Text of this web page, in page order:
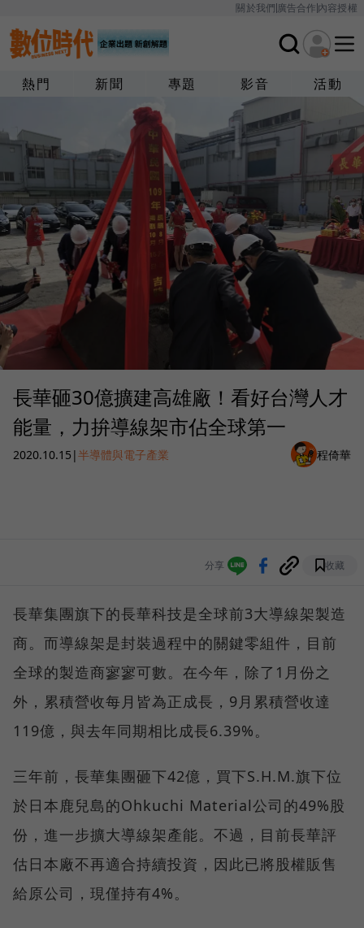
關於我們廣告合作內容授權
熱門 新聞 專題 影音 活動
長華砸30億擴建高雄廠！看好台灣人才
能量，力拚導線架市佔全球第一
2020.10.15 |半導體與電子產業 程倚華
分享 收藏
長華集團旗下的長華科技是全球前3大導線架製造
商。而導線架是封裝過程中的關鍵零組件，目前
全球的製造商寥寥可數。在今年，除了1月份之
外，累積營收每月皆為正成長，9月累積營收達
119億，與去年同期相比成長6.39%。
三年前，長華集團砸下42億，買下S.H.M.旗下位
於日本鹿兒島的Ohkuchi Material公司的49%股
份，進一步擴大導線架產能。不過，目前長華評
估日本廠不再適合持續投資，因此已將股權販售
給原公司，現僅持有4%。